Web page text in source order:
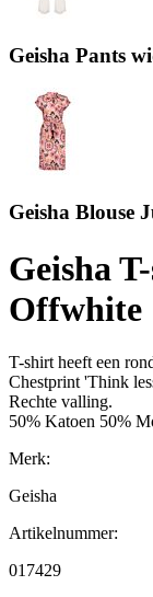
Geisha Pants
Geisha Blouse
Geisha
Offwhite
T-shirt heeft een
Chestprint 'Think
Rechte valling.
50% Katoen 50%
Merk:
Geisha
Artikelnummer:
017429